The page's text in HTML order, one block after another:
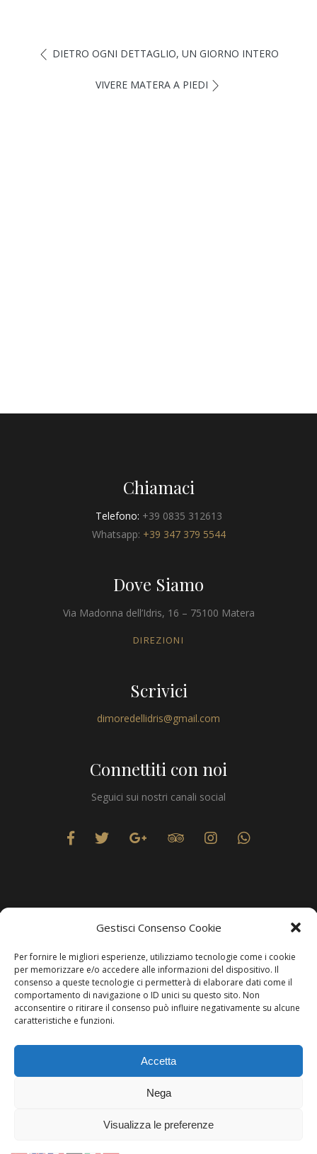
Gestisci Consenso Cookie
Per fornire le migliori esperienze, utilizziamo tecnologie come i cookie
per memorizzare e/o accedere alle informazioni del dispositivo. Il
consenso a queste tecnologie ci permetterà di elaborare dati come il
comportamento di navigazione o ID unici su questo sito. Non
acconsentire o ritirare il consenso può influire negativamente su alcune
caratteristiche e funzioni.
Accetta
Nega
Visualizza le preferenze
DIETRO OGNI DETTAGLIO, UN GIORNO INTERO
VIVERE MATERA A PIEDI
Chiamaci
Telefono: +39 0835 312613
Whatsapp: +39 347 379 5544
Dove Siamo
Via Madonna dell’Idris, 16 – 75100 Matera
DIREZIONI
Scrivici
dimoredellidris@gmail.com
Connettiti con noi
Seguici sui nostri canali social
Produzione Web Resolvis Marketing & Comunicazione
Copyright © Hotels & Resorts Srl - Partita IVA IT01212800773.
Affittacamere - CIN: IT077014B401676001. Tutti i diritti sono
riservati.
Per comunicare con questa modalità, è necessario essere utenti di